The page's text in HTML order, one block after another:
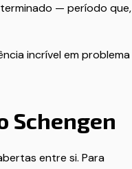
— período que,
incrível em problema
Schengen
entre si. Para